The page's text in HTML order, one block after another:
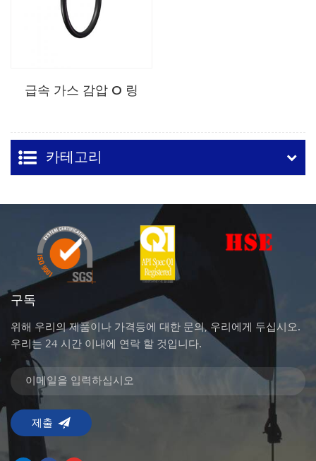
급속 가스 감압 O 링
카테고리
구독
위해 우리의 제품이나 가격등에 대한 문의, 우리에게 두십시오.
우리는 24 시간 이내에 연락 할 것입니다.